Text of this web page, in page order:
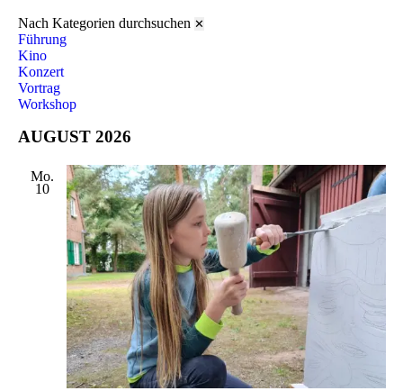
Nach Kategorien durchsuchen ✕
Führung
Kino
Konzert
Vortrag
Workshop
AUGUST 2026
Mo.
10